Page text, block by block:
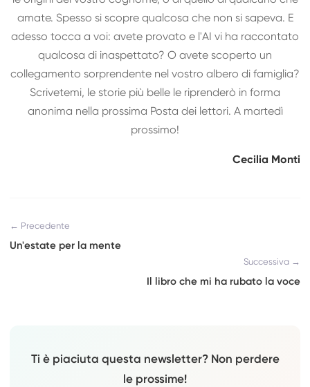
amate. Spesso si scopre qualcosa che non si sapeva. E
adesso tocca a voi: avete provato e l'AI vi ha raccontato
qualcosa di inaspettato? O avete scoperto un
collegamento sorprendente nel vostro albero di famiglia?
Scrivetemi, le storie più belle le riprenderò in forma
anonima nella prossima Posta dei lettori. A martedì
prossimo!
Cecilia Monti
← Precedente
Un'estate per la mente
Successiva →
Il libro che mi ha rubato la voce
Ti è piaciuta questa newsletter? Non perdere
le prossime!